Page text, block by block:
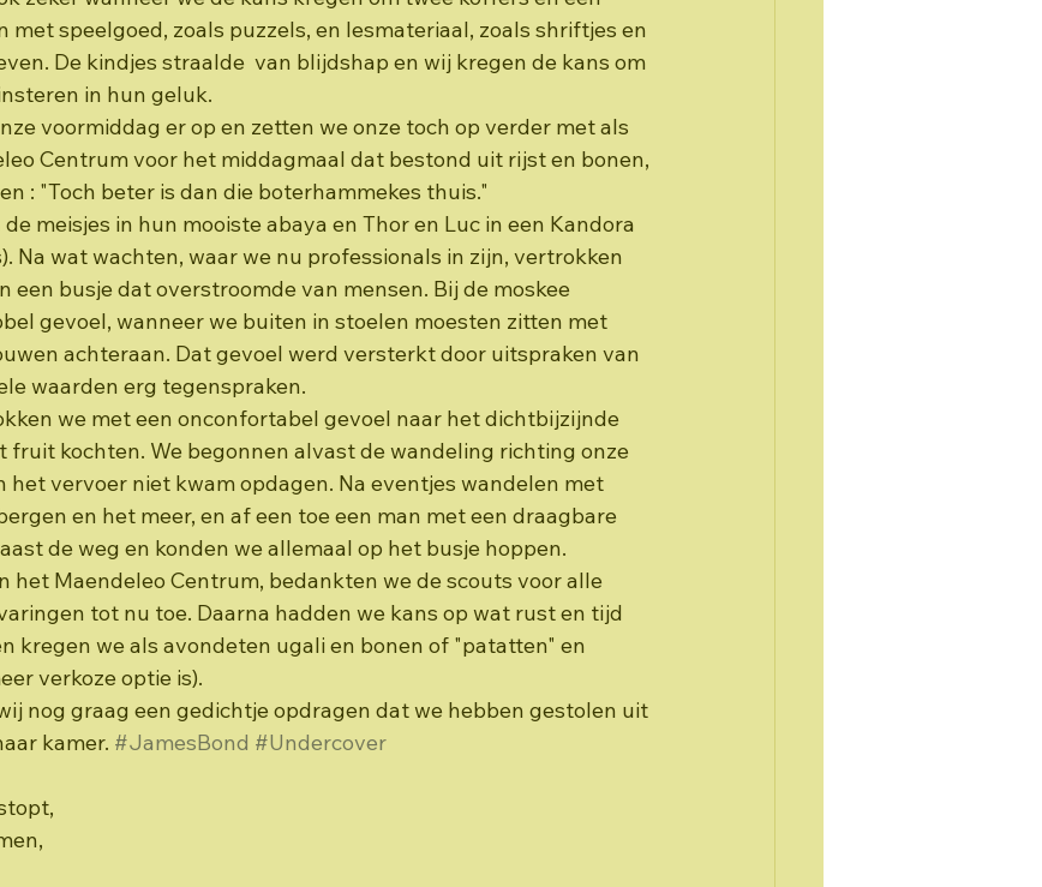
met speelgoed, zoals puzzels, en lesmateriaal, zoals shriftjes en
De kindjes straalde  van blijdshap en wij kregen de kans om
in hun geluk.
voormiddag er op en zetten we onze toch op verder met als
Centrum voor het middagmaal dat bestond uit rijst en bonen,
: "Toch beter is dan die boterhammekes thuis."
meisjes in hun mooiste abaya en Thor en Luc in een Kandora
Na wat wachten, waar we nu professionals in zijn, vertrokken
een busje dat overstroomde van mensen. Bij de moskee
gevoel, wanneer we buiten in stoelen moesten zitten met
achteraan. Dat gevoel werd versterkt door uitspraken van
waarden erg tegenspraken.
we met een onconfortabel gevoel naar het dichtbijzijnde
fruit kochten. We begonnen alvast de wandeling richting onze
het vervoer niet kwam opdagen. Na eventjes wandelen met
en het meer, en af een toe een man met een draagbare
de weg en konden we allemaal op het busje hoppen.
het Maendeleo Centrum, bedankten we de scouts voor alle
tot nu toe. Daarna hadden we kans op wat rust en tijd
kregen we als avondeten ugali en bonen of "patatten" en
verkoze optie is).
nog graag een gedichtje opdragen dat we hebben gestolen uit
kamer. #JamesBond #Undercover